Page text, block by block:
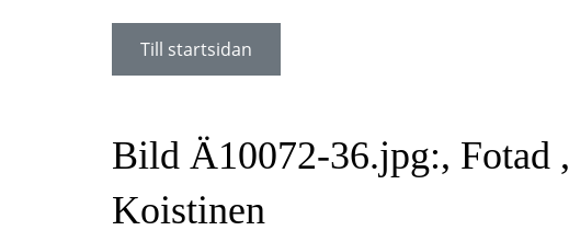
Till startsidan
Bild Ä10072-36.jpg:, Fotad ,
Koistinen